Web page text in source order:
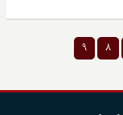
۸ ۹